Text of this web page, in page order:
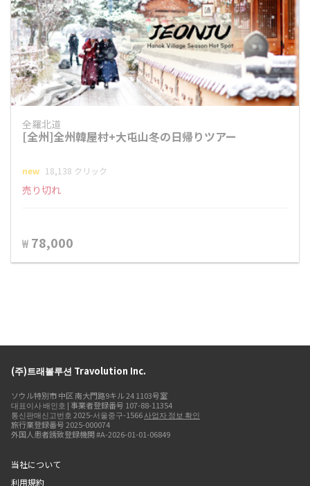
全羅北道
[全州]全州韓屋村+大屯山冬の日帰りツアー
new 18,138 クリック
売り切れ
₩ 78,000
(주)트래볼루션 Travolution Inc.
ソウル特別市 中区 南大門路9キル 24 1103号室
대표이사 배인호 | 事業者登録番号 107-88-11354
통신판매신고번호 2025-서울중구-1566사업자 정보 확인
旅行業登録番号 2025-000074
外国人患者誘致登録機関 #A-2026-01-01-06849
当社について
利用規約